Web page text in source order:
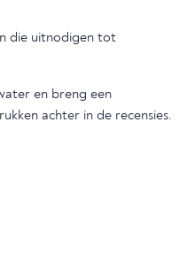
die uitnodigen tot
en breng een
achter in de recensies.